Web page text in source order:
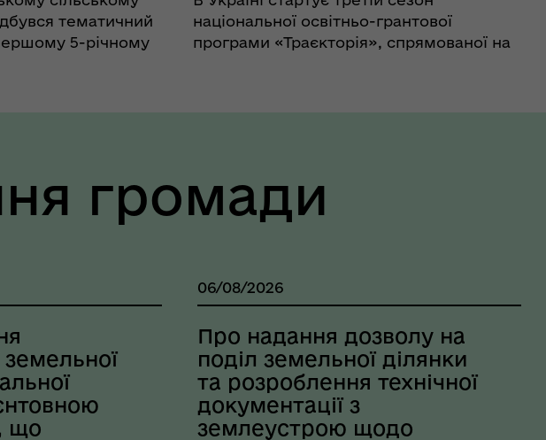
тематичний
5-річному
національної освітньо-грантової
програми «Траєкторія», спрямованої на
громади
земельної
що
06/08/2026
Про надання дозволу на
поділ земельної ділянки
та розроблення технічної
документації з
землеустрою щодо